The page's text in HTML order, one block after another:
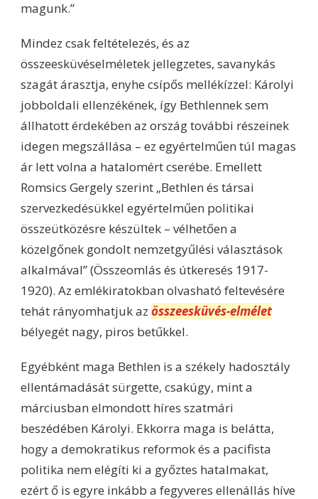
magunk.”
Mindez csak feltételezés, és az
összeesküvéselméletek jellegzetes, savanykás
szagát árasztja, enyhe csípős mellékízzel: Károlyi
jobboldali ellenzékének, így Bethlennek sem
állhatott érdekében az ország további részeinek
idegen megszállása – ez egyértelműen túl magas
ár lett volna a hatalomért cserébe. Emellett
Romsics Gergely szerint „Bethlen és társai
szervezkedésükkel egyértelműen politikai
összeütközésre készültek – vélhetően a
közelgőnek gondolt nemzetgyűlési választások
alkalmával” (Összeomlás és útkeresés 1917-
1920). Az emlékiratokban olvasható feltevésére
tehát rányomhatjuk az összeesküvés-elmélet
bélyegét nagy, piros betűkkel.
Egyébként maga Bethlen is a székely hadosztály
ellentámadását sürgette, csakúgy, mint a
márciusban elmondott híres szatmári
beszédében Károlyi. Ekkorra maga is belátta,
hogy a demokratikus reformok és a pacifista
politika nem elégíti ki a győztes hatalmakat,
ezért ő is egyre inkább a fegyveres ellenállás híve